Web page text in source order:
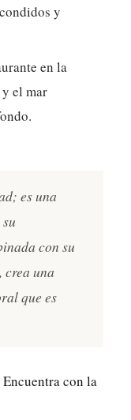
y
en la
el mar
es una
con su
crea una
que es
con la